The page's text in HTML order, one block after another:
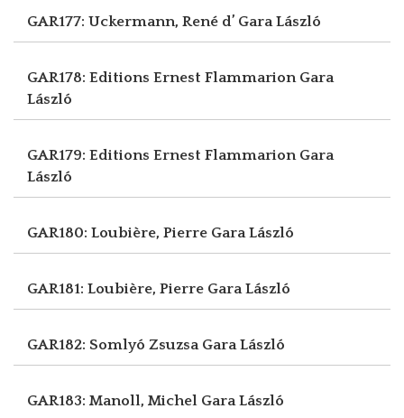
GAR177: Uckermann, René d’ Gara László
GAR178: Editions Ernest Flammarion Gara
László
GAR179: Editions Ernest Flammarion Gara
László
GAR180: Loubière, Pierre Gara László
GAR181: Loubière, Pierre Gara László
GAR182: Somlyó Zsuzsa Gara László
GAR183: Manoll, Michel Gara László